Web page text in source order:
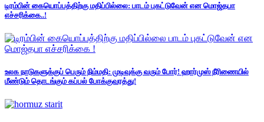
டிரம்பின் கையொப்பத்திற்கு மதிப்பில்லை: பாடம் புகட்டுவேன் என மொஜ்தபா
எச்சரிக்கை..!
உலக நாடுகளுக்குப் பெரும் நிம்மதி: முடிவுக்கு வரும் போர்! ஹார்முஸ் நீரிணையில்
மீண்டும் தொடங்கும் கப்பல் போக்குவரத்து!